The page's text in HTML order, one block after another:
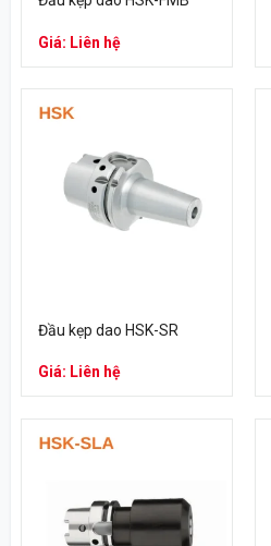
Giá: Liên hệ
Đầu kẹp dao HSK-SR
Giá: Liên hệ